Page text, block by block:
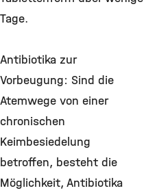
Tage.
Antibiotika zur
Vorbeugung: Sind die
Atemwege von einer
chronischen
Keimbesiedelung
betroffen, besteht die
Möglichkeit, Antibiotika